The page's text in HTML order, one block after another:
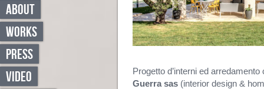
ABOUT
WORKS
PRESS
VIDEO
Progetto d’interni ed
Guerra sas (interior design &